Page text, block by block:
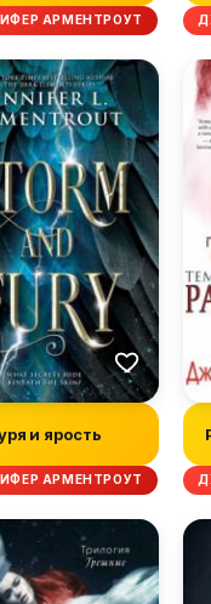
АРМЕНТРОУТ
и ярость
АРМЕНТРОУТ